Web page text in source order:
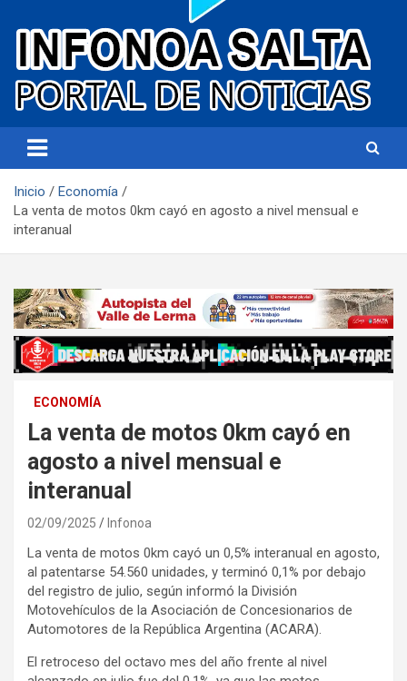
Infonoa Salta
Inicio
Economía
La venta de motos 0km cayó en agosto a nivel mensual e
interanual
ECONOMÍA
La venta de motos 0km cayó en
agosto a nivel mensual e
interanual
02/09/2025 Infonoa
La venta de motos 0km cayó un 0,5% interanual en agosto,
al patentarse 54.560 unidades, y terminó 0,1% por debajo
del registro de julio, según informó la División
Motovehículos de la Asociación de Concesionarios de
Automotores de la República Argentina (ACARA).
El retroceso del octavo mes del año frente al nivel